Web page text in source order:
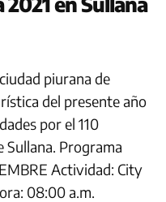
piurana de
del presente año
por el 110
Sullana. Programa
Actividad: City
08:00 a.m.